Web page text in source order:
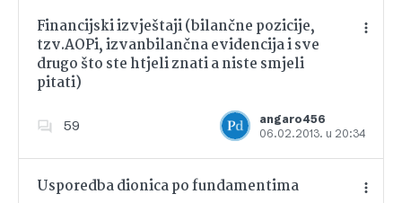
Financijski izvještaji (bilančne pozicije,
tzv.AOPi, izvanbilančna evidencija i sve
drugo što ste htjeli znati a niste smjeli
pitati)
59
angaro456
06.02.2013. u 20:34
Usporedba dionica po fundamentima